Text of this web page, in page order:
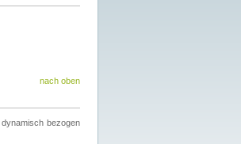
nach oben
bezogen